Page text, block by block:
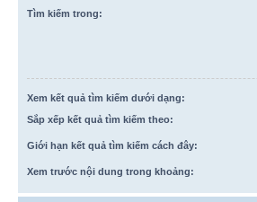
Tìm kiếm trong:
Xem kết quả tìm kiếm dưới dạng:
Sắp xếp kết quả tìm kiếm theo:
Giới hạn kết quả tìm kiếm cách đây:
Xem trước nội dung trong khoảng: